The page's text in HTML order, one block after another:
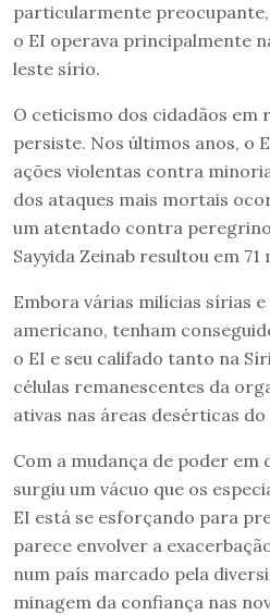
particularmente preocupante,
o EI operava principalmente
leste sírio.
O ceticismo dos cidadãos em
persiste. Nos últimos anos, o
ações violentas contra
dos ataques mais mortais
um atentado contra
Sayyida Zeinab resultou em
Embora várias milícias sírias
americano, tenham
o EI e seu califado tanto na
células remanescentes da
ativas nas áreas desérticas
Com a mudança de poder em
surgiu um vácuo que os
EI está se esforçando para
parece envolver a
num país marcado pela
minagem da confiança nas